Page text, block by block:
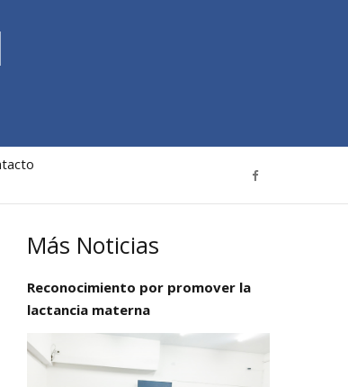
Más Noticias
Reconocimiento por promover la
lactancia materna